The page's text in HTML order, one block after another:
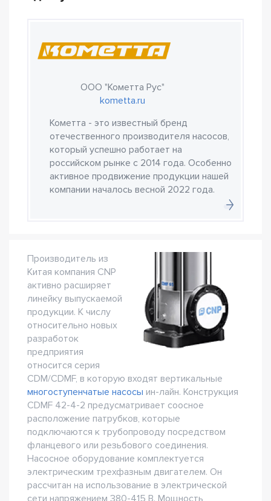
ООО "Кометта Рус"
kometta.ru
Кометта - это известный бренд
отечественного производителя насосов,
который успешно работает на
российском рынке с 2014 года. Особенно
активное продвижение продукции нашей
компании началось весной 2022 года.
Производитель из
Китая компания CNP
активно расширяет
линейку выпускаемой
продукции. К числу
относительно новых
разработок
предприятия
относится серия
CDM/CDMF, в которую входят вертикальные
многоступенчатые насосы ин-лайн. Конструкция
CDMF 42-4-2 предусматривает соосное
расположение патрубков, которые
подключаются к трубопроводу посредством
фланцевого или резьбового соединения.
Насосное оборудование комплектуется
электрическим трехфазным двигателем. Он
рассчитан на использование в электрической
сети напряжением 380-415 В. Мощность